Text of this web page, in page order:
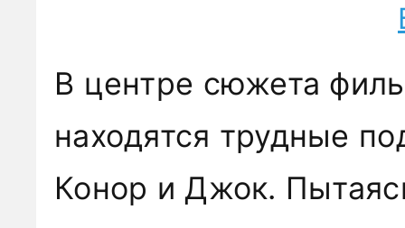
В центре сюжета
находятся трудные
Конор и Джок.